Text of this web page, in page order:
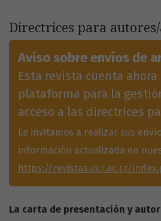
Directrices para autores/
Aviso sobre envíos de
Esta revista cuenta ahora
plataforma para la
acceso a las directrices
Le invitamos a realizar sus
información actualizada en
https://revistas.ucr.ac.cr/
La carta de presentación y